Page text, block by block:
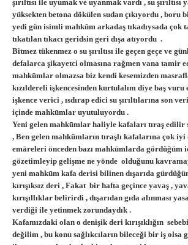
şırıltısı ile uyumak ve uyanmak vardı , su
yüksekten betona dökülen sudan çıkıyordu , boru
yedi gün isimli mahkūm arkadaş tıkadıysada çok
tıkatılan tıkacı geridsin geri dışa atıyordu .
Bitmez tükenmez o su şırıltısı ile geçen geçe ve
defalarca şikayetci olmasına rağmen vana tamir
mahkūmlar olmazsa biz kendi kesemizden
kızıldereli işkencesinden kurtulalım diye baş vuru
işkence verici , ısdırap edici su şırıltılarına son
içinde mahkūmlar uyutuluyordu .
Yeni gelen mahkūmlar haliyle kafaları tıraş edilir
, Ben gelen mahkūmların tıraşlı kafalarına çok iyi
emāreleri önceden bazı mahkūmlarda gördüğüm
gözetimleyip gelişme ne yönde olduğunu
yeni mahkūm kafa derisi bilinen dışarıda
kırışıksız deri , Fakat bir hafta geçince yavaş ,
kırışıllıklar belirirdi , dışarıdan gıda alınması
verdiği ile yetinmek zorundaydık .
Kafamızdaki olan o denişik deri kırışıklığın
değilim , bu konu sağlıkcıların bileceği bir iş olsa